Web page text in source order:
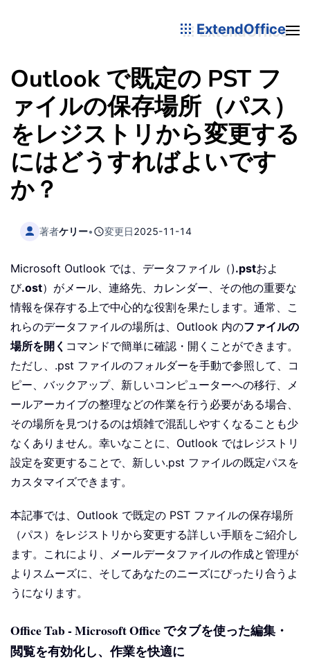
ExtendOffice
Outlook で既定の PST フ
ァイルの保存場所（パス）
をレジストリから変更する
にはどうすればよいです
か？
著者ケリー• 変更日2025-11-14
Microsoft Outlook では、データファイル（).pstおよ
び.ost）がメール、連絡先、カレンダー、その他の重要な
情報を保存する上で中心的な役割を果たします。通常、こ
れらのデータファイルの場所は、Outlook 内のファイルの
場所を開く コマンドで簡単に確認・開くことができます。
ただし、.pst ファイルのフォルダーを手動で参照して、コ
ピー、バックアップ、新しいコンピューターへの移行、メ
ールアーカイブの整理などの作業を行う必要がある場合、
その場所を見つけるのは煩雑で混乱しやすくなることも少
なくありません。幸いなことに、Outlook ではレジストリ
設定を変更することで、新しい.pst ファイルの既定パスを
カスタマイズできます。
本記事では、Outlook で既定の PST ファイルの保存場所
（パス）をレジストリから変更する詳しい手順をご紹介し
ます。これにより、メールデータファイルの作成と管理が
よりスムーズに、そしてあなたのニーズにぴったり合うよ
うになります。
Office Tab - Microsoft Office でタブを使った編集・
閲覧を有効化し、作業を快適に